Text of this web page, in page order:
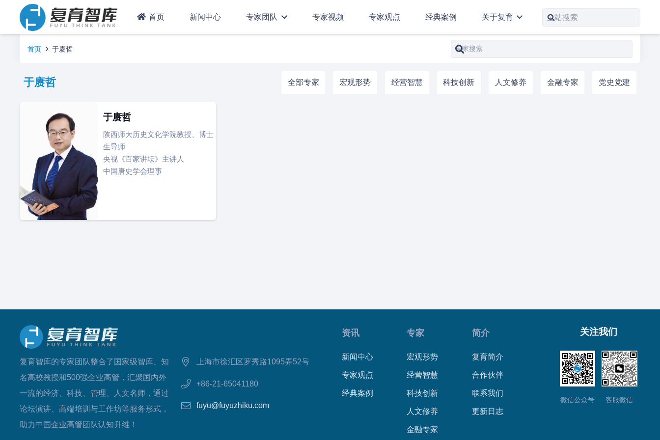
首页 新闻中心 专家团队 专家视频 专家观点 经典案例 关于复育
首页 于赓哲
于赓哲 全部专家 宏观形势 经营智慧 科技创新 人文修养 金融专家 党史党建
于赓哲
陕西师大历史文化学院教授、博士
生导师
央视《百家讲坛》主讲人
中国唐史学会理事
复育智库的专家团队整合了国家级智库、知
名高校教授和500强企业高管，汇聚国内外
一流的经济、科技、管理、人文名师，通过
论坛演讲、高端培训与工作坊等服务形式，
助力中国企业高管团队认知升维！
上海市徐汇区罗秀路1095弄52号
+86-21-65041180
fuyu@fuyuzhiku.com
资讯
新闻中心
专家观点
经典案例
专家
宏观形势
经营智慧
科技创新
人文修养
金融专家
简介
复育简介
合作伙伴
联系我们
更新日志
关注我们
微信公众号 客服微信